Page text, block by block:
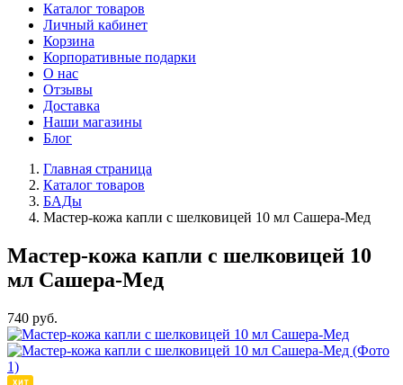
Каталог товаров
Личный кабинет
Корзина
Корпоративные подарки
О нас
Отзывы
Доставка
Наши магазины
Блог
Главная страница
Каталог товаров
БАДы
Мастер-кожа капли с шелковицей 10 мл Сашера-Мед
Мастер-кожа капли с шелковицей 10
мл Сашера-Мед
740 руб.